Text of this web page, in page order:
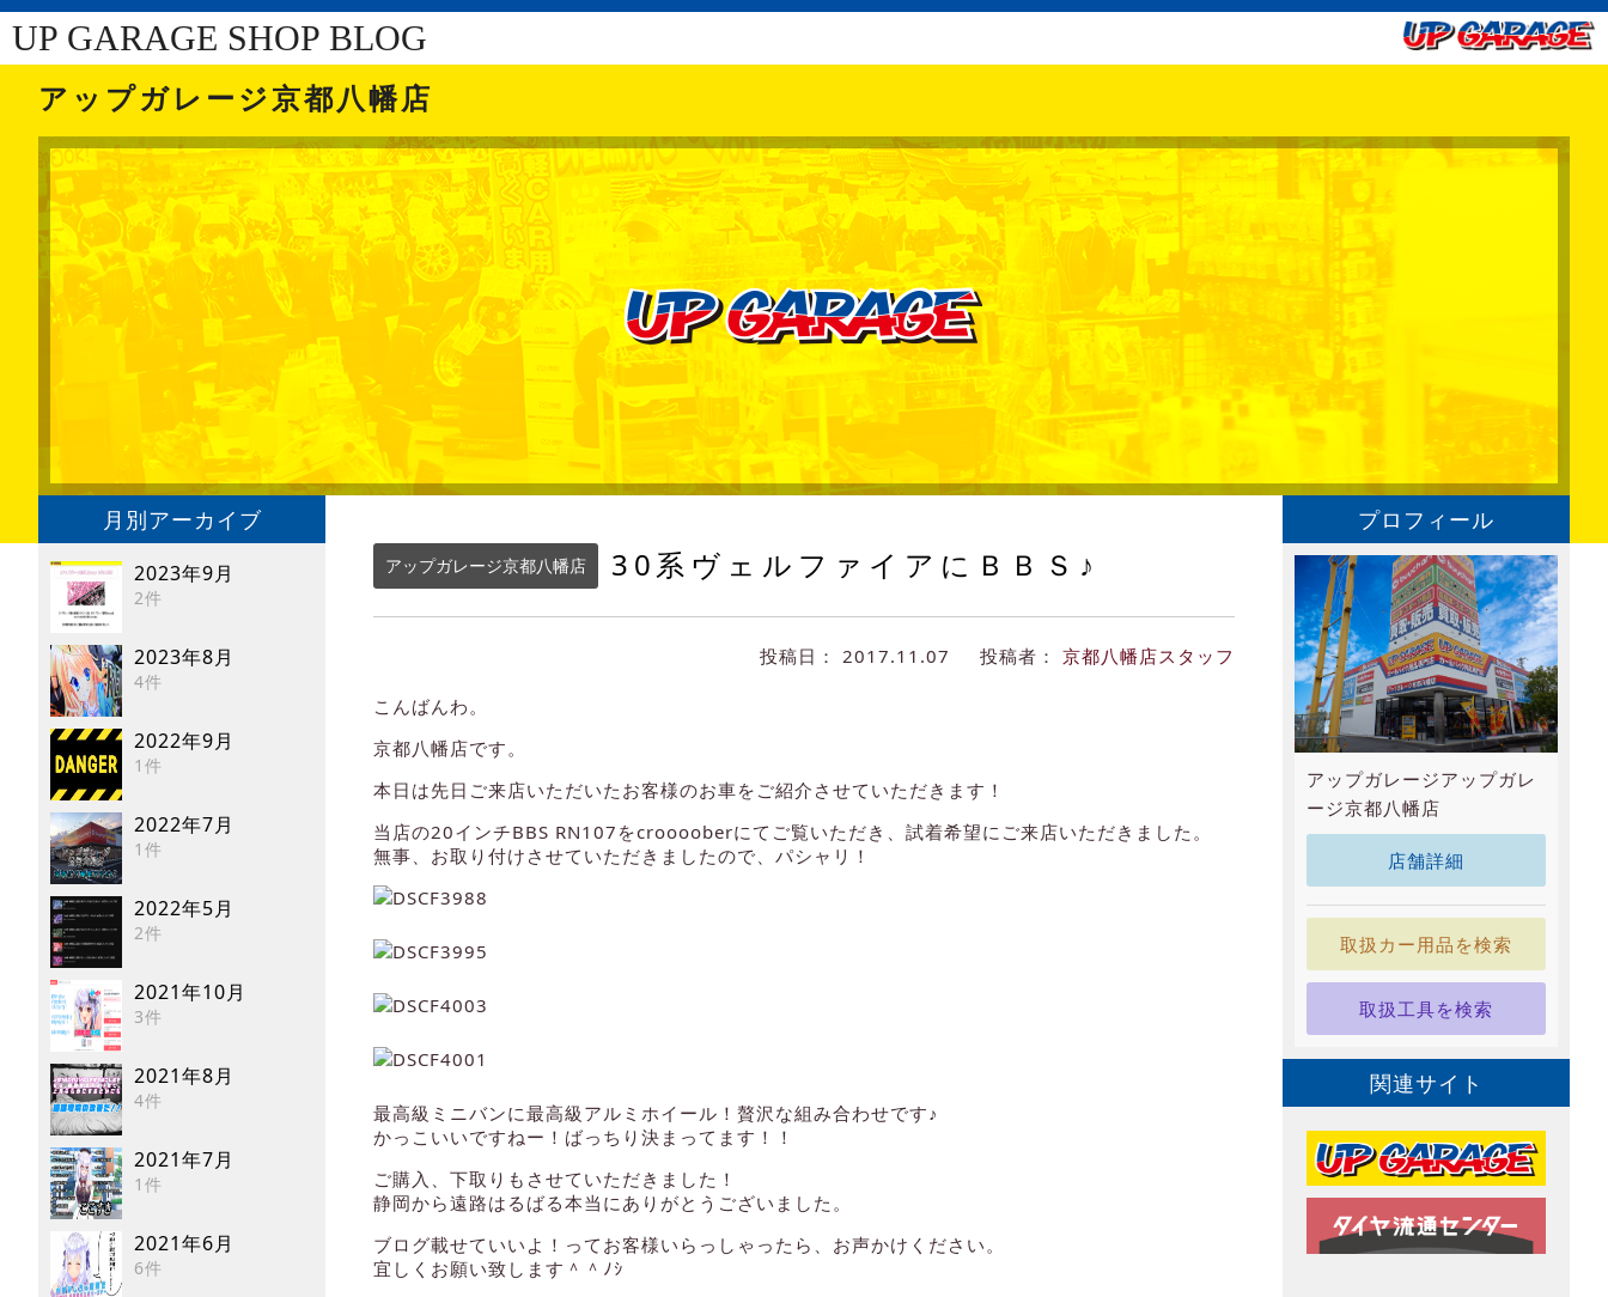
UP GARAGE SHOP BLOG
アップガレージ京都八幡店
月別アーカイブ
2023年9月
2件
2023年8月
4件
2022年9月
1件
2022年7月
1件
2022年5月
2件
2021年10月
3件
2021年8月
4件
2021年7月
1件
2021年6月
6件
アップガレージ京都八幡店 30系ヴェルファイアにＢＢＳ♪
投稿日： 2017.11.07 投稿者： 京都八幡店スタッフ
こんばんわ。
京都八幡店です。
本日は先日ご来店いただいたお客様のお車をご紹介させていただきます！
当店の20インチBBS RN107をcrooooberにてご覧いただき、試着希望にご来店いただきました。
無事、お取り付けさせていただきましたので、パシャリ！
最高級ミニバンに最高級アルミホイール！贅沢な組み合わせです♪
かっこいいですねー！ばっちり決まってます！！
ご購入、下取りもさせていただきました！
静岡から遠路はるばる本当にありがとうございました。
ブログ載せていいよ！ってお客様いらっしゃったら、お声かけください。
宜しくお願い致します＾＾ﾉｼ
プロフィール
アップガレージアップガレ
ージ京都八幡店
店舗詳細
取扱カー用品を検索
取扱工具を検索
関連サイト